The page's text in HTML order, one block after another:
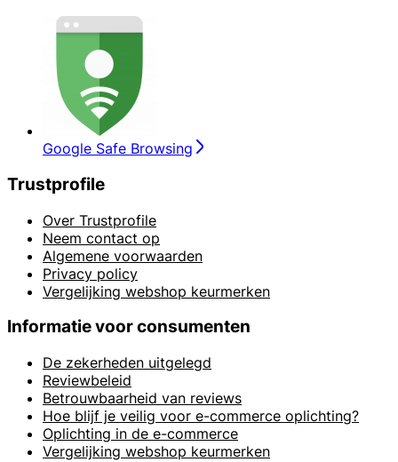
Google Safe Browsing
Trustprofile
Over Trustprofile
Neem contact op
Algemene voorwaarden
Privacy policy
Vergelijking webshop keurmerken
Informatie voor consumenten
De zekerheden uitgelegd
Reviewbeleid
Betrouwbaarheid van reviews
Hoe blijf je veilig voor e-commerce oplichting?
Oplichting in de e-commerce
Vergelijking webshop keurmerken